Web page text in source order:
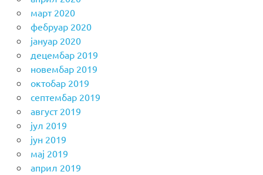
март 2020
фебруар 2020
јануар 2020
децембар 2019
новембар 2019
октобар 2019
септембар 2019
август 2019
јул 2019
јун 2019
мај 2019
април 2019